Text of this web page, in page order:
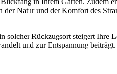
in Ihrem Garten. Zudem
Natur und der Komfort des
solcher Rückzugsort steigert Ihre
und zur Entspannung beiträgt.